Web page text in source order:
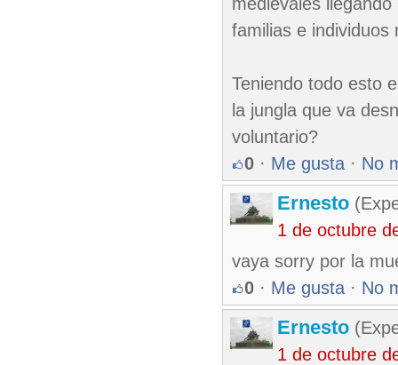
familias e
Teniendo todo esto
la jungla que va
voluntario?
0 · Me gusta · No
Ernesto
1 de octubre
vaya sorry por la
0 · Me gusta · No
Ernesto
1 de octubre